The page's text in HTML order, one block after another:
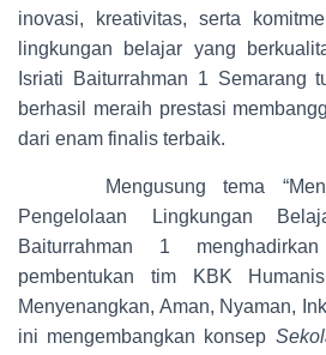
inovasi, kreativitas, serta
lingkungan belajar yang
Isriati Baiturrahman 1 Semarang
berhasil meraih prestasi
dari enam finalis terbaik.
Mengusung tema
Pengelolaan Lingkungan
Baiturrahman 1
pembentukan tim KBK
Menyenangkan, Aman, Nyaman,
ini mengembangkan konsep